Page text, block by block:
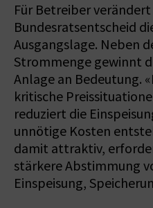
Für Betreiber
Bundesratsentscheid
Ausgangslage. Neben
Strommenge gewinnt
Anlage an Bedeutung.
kritische
reduziert die
unnötige Kosten
damit attraktiv,
stärkere Abstimmung
Einspeisung,